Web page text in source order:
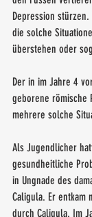
Depression
die solche
überstehen oder
Der in im Jahre 4
geborene römische
mehrere solche
Als Jugendlicher
gesundheitliche
in Ungnade des
Caligula. Er entkam
durch Caligula. Im